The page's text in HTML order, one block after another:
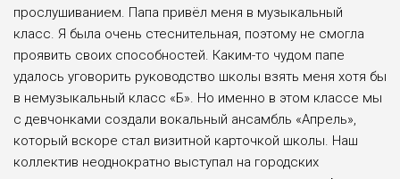
прослушиванием. Папа привёл меня в музыкальный
класс. Я была очень стеснительная, поэтому не смогла
проявить своих способностей. Каким-то чудом папе
удалось угово­рить руководство школы взять меня хотя бы
в немузыкальный класс «Б». Но именно в этом классе мы
с дев­чонками создали вокальный ансамбль «Апрель»,
который вскоре стал визит­ной карточкой школы. Наш
коллек­тив неоднократно выступал на город­ских